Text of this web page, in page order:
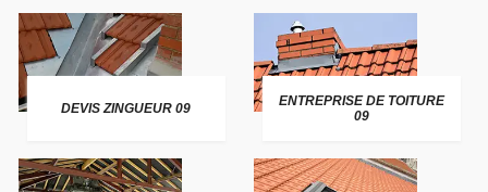
DEVIS ZINGUEUR 09
ENTREPRISE DE TOITURE
09